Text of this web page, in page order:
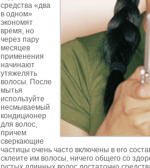
средства «два
в одном»
экономят
время, но
через пару
месяцев
применения
начинают
утяжелять
волосы. После
мытья
используйте
несмываемый
кондиционер
для волос,
причем
сверкающие
частицы очень часто включены в его
склеите им волосы, ничего общего со